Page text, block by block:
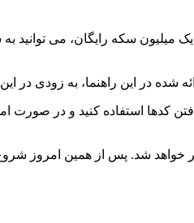
سکه رایگان، می‌ توانید به
شده در این راهنما، به زودی در
کدها استفاده کنید و در صورت
خواهد شد. پس از همین امروز